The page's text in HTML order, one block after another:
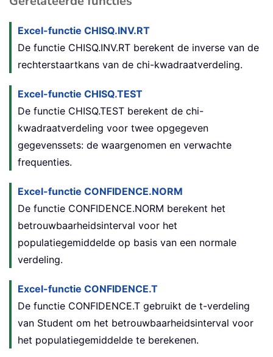
Excel-functie CHISQ.INV.RT
De functie CHISQ.INV.RT berekent de inverse van de
rechterstaartkans van de chi-kwadraatverdeling.
Excel-functie CHISQ.TEST
De functie CHISQ.TEST berekent de chi-
kwadraatverdeling voor twee opgegeven
gegevenssets: de waargenomen en verwachte
frequenties.
Excel-functie CONFIDENCE.NORM
De functie CONFIDENCE.NORM berekent het
betrouwbaarheidsinterval voor het
populatiegemiddelde op basis van een normale
verdeling.
Excel-functie CONFIDENCE.T
De functie CONFIDENCE.T gebruikt de t-verdeling
van Student om het betrouwbaarheidsinterval voor
het populatiegemiddelde te berekenen.